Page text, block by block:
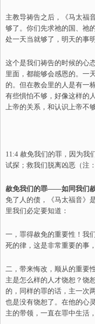
主教导祷告之后，《马太福
够了。你们先求祂的国、祂
处一天当就够了，明天的事
这个是我们祷告的时候的心
里面，都能够会感恩的。一
的。但在教会里的人是有一
有些惧怕不够，好像这样的
上帝的关系，和认识上帝不
11:4 赦免我们的罪，因为我
试探；救我们脱离凶恶（注
赦免我们的罪——如同我们
免了人的债，《马太福音》
里我们必定要知道：
一，罪得赦免的重要性！我
死的律，这是非常重要的事
二，带来悔改，顺从的重要
主是怎么样的人才饶恕？饶
的，同样的罪的话，主一次
也是没有饶恕了。在他的心
主的带领，一直在罪中生活